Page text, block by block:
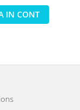
IN CONT